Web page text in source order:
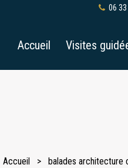
06
Accueil Visites
Accueil
balades architecture